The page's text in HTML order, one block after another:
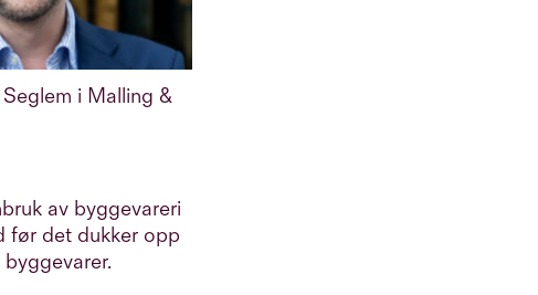
i Malling &
av byggevareri
før det dukker opp